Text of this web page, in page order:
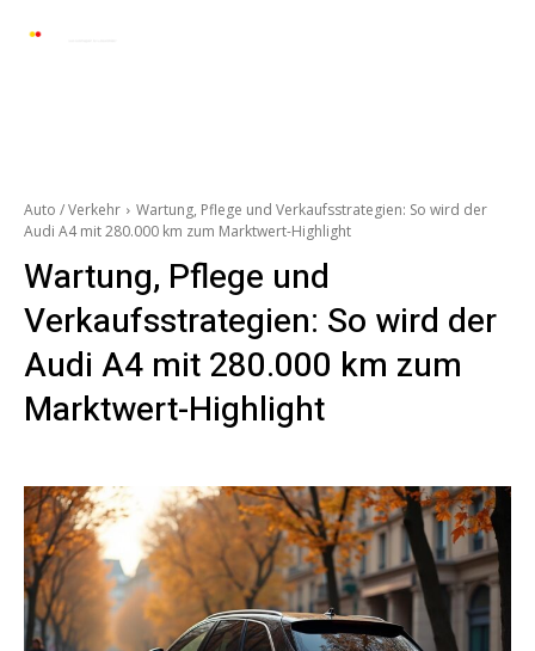
Auto / Verkehr
Wartung, Pflege und Verkaufsstrategien: So wird der
Audi A4 mit 280.000 km zum Marktwert-Highlight
Wartung, Pflege und
Verkaufsstrategien: So wird der
Audi A4 mit 280.000 km zum
Marktwert-Highlight